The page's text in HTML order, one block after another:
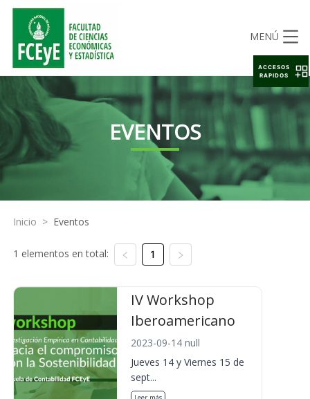
MENÚ
EVENTOS
Inicio > Eventos
1 elementos en total: 1
IV Workshop
Iberoamericano
2023-09-14 null
Jueves 14 y Viernes 15 de
sept...
ACCESOS
RAPIDOS